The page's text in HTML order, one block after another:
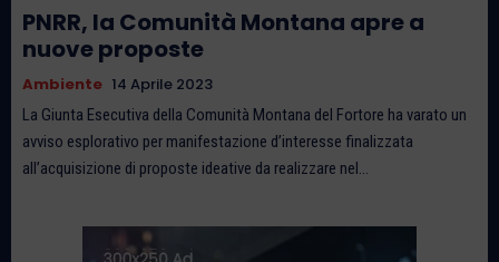
PNRR, la Comunità Montana apre a
nuove proposte
Ambiente 14 Aprile 2023
La Giunta Esecutiva della Comunità Montana del Fortore ha varato un
avviso esplorativo per manifestazione d’interesse finalizzata
all’acquisizione di proposte ideative da realizzare nel...